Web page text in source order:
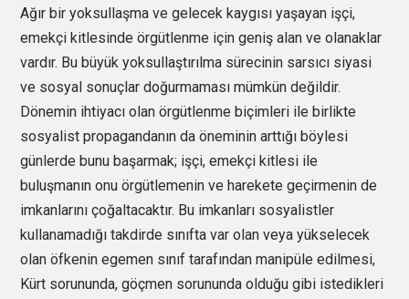
Ağır bir yoksullaşma ve gelecek kaygısı yaşayan işçi,
emekçi kitlesinde örgütlenme için geniş alan ve olanaklar
vardır. Bu büyük yoksullaştırılma sürecinin sarsıcı siyasi
ve sosyal sonuçlar doğurmaması mümkün değildir.
Dönemin ihtiyacı olan örgütlenme biçimleri ile birlikte
sosyalist propagandanın da öneminin arttığı böylesi
günlerde bunu başarmak; işçi, emekçi kitlesi ile
buluşmanın onu örgütlemenin ve harekete geçirmenin de
imkanlarını çoğaltacaktır. Bu imkanları sosyalistler
kullanamadığı takdirde sınıfta var olan veya yükselecek
olan öfkenin egemen sınıf tarafından manipüle edilmesi,
Kürt sorununda, göçmen sorununda olduğu gibi istedikleri